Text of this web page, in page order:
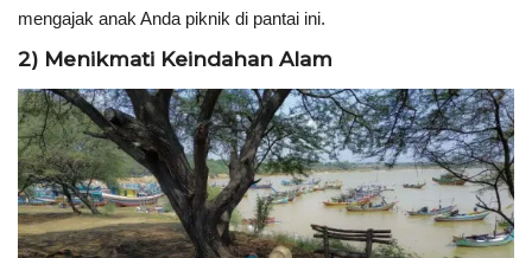
mengajak anak Anda piknik di pantai ini.
2) Menikmati Keindahan Alam